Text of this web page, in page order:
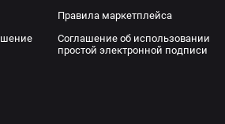
Правила маркетплейса
Соглашение об использовании
простой электронной подписи